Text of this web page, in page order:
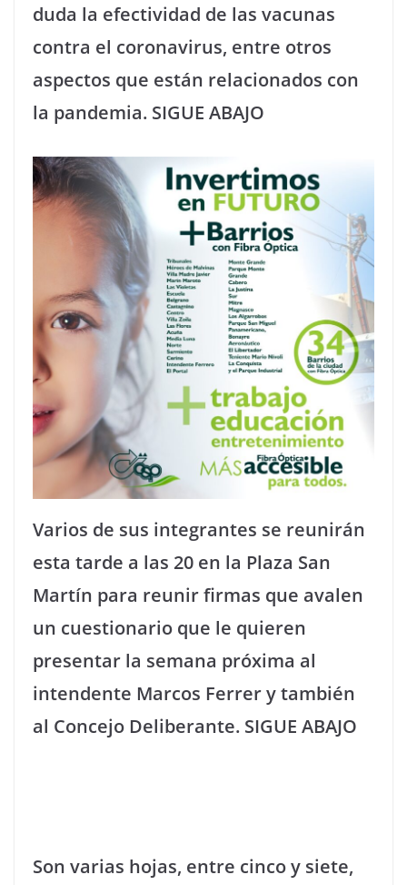
duda la efectividad de las vacunas
contra el coronavirus, entre otros
aspectos que están relacionados con
la pandemia. SIGUE ABAJO
Varios de sus integrantes se reunirán
esta tarde a las 20 en la Plaza San
Martín para reunir firmas que avalen
un cuestionario que le quieren
presentar la semana próxima al
intendente Marcos Ferrer y también
al Concejo Deliberante. SIGUE ABAJO
Son varias hojas, entre cinco y siete,